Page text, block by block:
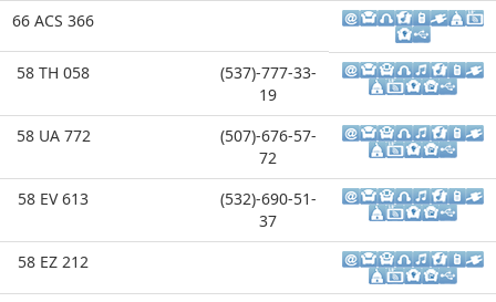
Plaka
Otobüs
Özellikleri
66 ACS 366
58 TH 058
(537)-777-33-
19
58 UA 772
(507)-676-57-
72
58 EV 613
(532)-690-51-
37
58 EZ 212